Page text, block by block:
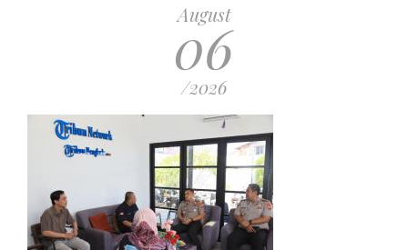
August
06
/2026